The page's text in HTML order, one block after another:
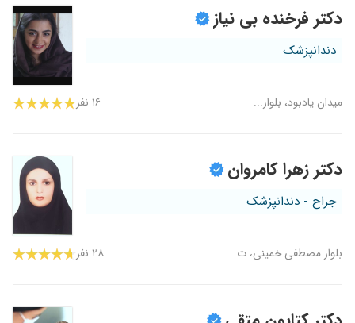
دکتر فرخنده بی نیاز
دندانپزشک
میدان یادبود، بلوار... ۱۶ نفر
دکتر زهرا کامروان
جراح - دندانپزشک
بلوار مصطفی خمینی، ت... ۲۸ نفر